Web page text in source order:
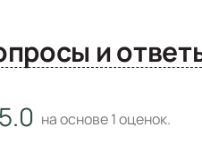
Вопросы и
5.0 на основе1оценок.